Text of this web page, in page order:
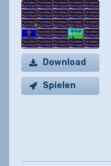
Download
Spielen